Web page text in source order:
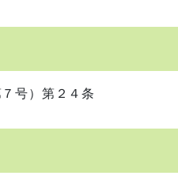
号）第２４条